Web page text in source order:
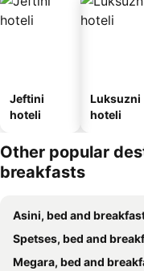
Jeftini
hoteli
Luksuzni
hoteli
Other popular
breakfasts
Asini, bed and
Spetses, bed and
Megara, bed and